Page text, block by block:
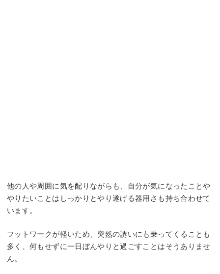
他の人や周囲に気を配りながらも、自分が気になったことや
やりたいことはしっかりとやり遂げる器用さも持ち合わせて
います。
フットワークが軽いため、突然の誘いにも乗ってくることも
多く、何もせずに一日ぼんやりと過ごすことはそうありませ
ん。